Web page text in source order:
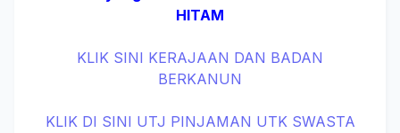
HITAM
KLIK SINI KERAJAAN DAN BADAN
BERKANUN
KLIK DI SINI UTJ PINJAMAN UTK SWASTA